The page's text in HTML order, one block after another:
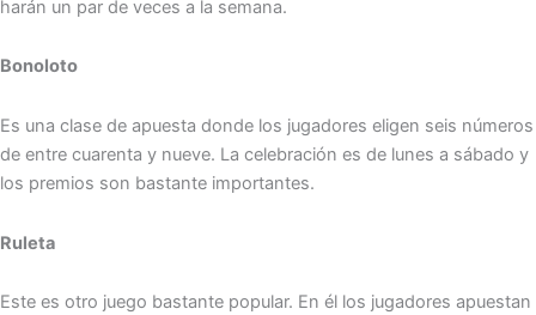
harán un par de veces a la semana.
Bonoloto
Es una clase de apuesta donde los jugadores eligen seis números
de entre cuarenta y nueve. La celebración es de lunes a sábado y
los premios son bastante importantes.
Ruleta
Este es otro juego bastante popular. En él los jugadores apuestan